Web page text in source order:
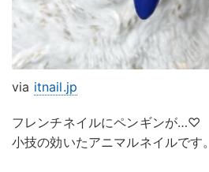
via itnail.jp
フレンチネイルにペンギンが…♡
小技の効いたアニマルネイルです。